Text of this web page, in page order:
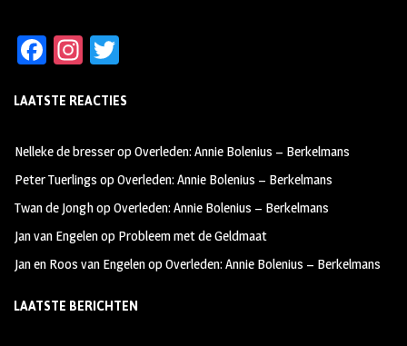
Fa
b
oo
k
In
ag
m
tt
LAATSTE REACTIES
Nelleke de bresseropOverleden: Annie Bolenius – Berkelmans
Peter Tuerlings opOverleden: Annie Bolenius – Berkelmans
Twan de JonghopOverleden: Annie Bolenius – Berkelmans
Jan van Engelenop Probleem met de Geldmaat
Jan en Roos van EngelenopOverleden: Annie Bolenius – Berkelmans
LAATSTE BERICHTEN